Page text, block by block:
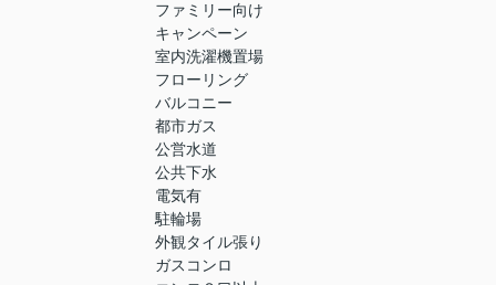
ファミリー向け
キャンペーン
室内洗濯機置場
フローリング
バルコニー
都市ガス
公営水道
公共下水
電気有
駐輪場
外観タイル張り
ガスコンロ